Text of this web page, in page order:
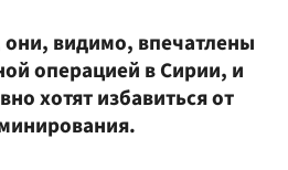
видимо, впечатлены
операцией в Сирии, и
хотят избавиться от